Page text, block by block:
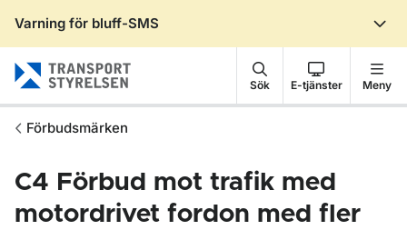
Varning för bluff-SMS
Sök E-tjänster Meny
Förbudsmärken
C4 Förbud mot trafik med
motordrivet fordon med fler